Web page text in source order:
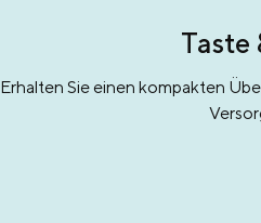
Erhalten Sie einen kompakten